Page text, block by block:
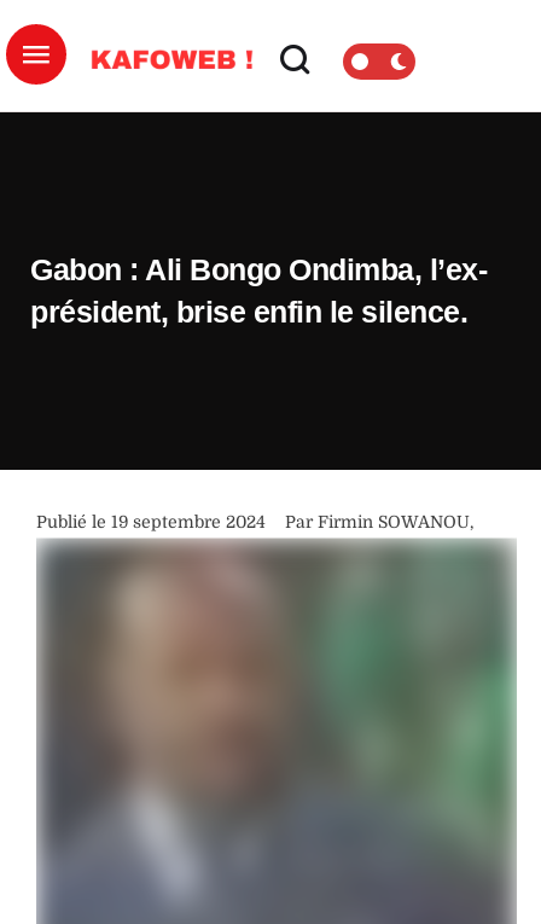
Gabon : Ali Bongo Ondimba, l’ex-
président, brise enfin le silence.
Publié le 19 septembre 2024 Par Firmin SOWANOU,